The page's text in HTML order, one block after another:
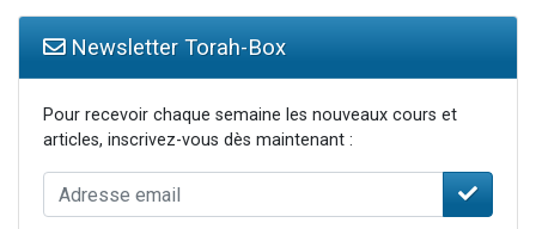
Newsletter Torah-Box
Pour recevoir chaque semaine les nouveaux cours et
articles, inscrivez-vous dès maintenant :